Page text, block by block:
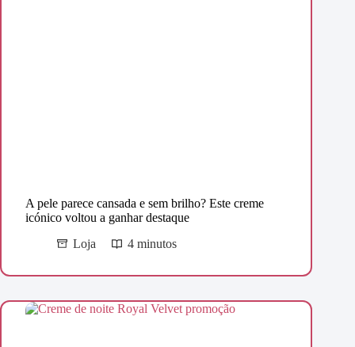
A pele parece cansada e sem brilho? Este creme
icónico voltou a ganhar destaque
Loja
4 minutos